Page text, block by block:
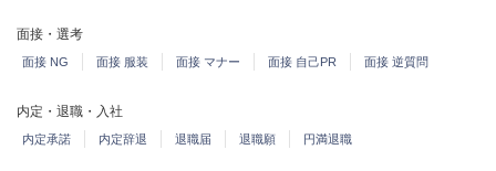
面接・選考
面接 NG 面接 服装 面接 マナー 面接 自己PR 面接 逆質問
内定・退職・入社
内定承諾 内定辞退 退職届 退職願 円満退職